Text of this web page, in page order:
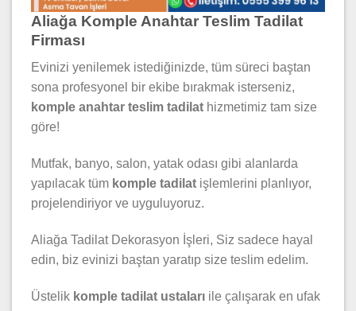
Aliağa Komple Anahtar Teslim Tadilat
Firması
Evinizi yenilemek istediğinizde, tüm süreci baştan
sona profesyonel bir ekibe bırakmak isterseniz,
komple anahtar teslim tadilat hizmetimiz tam size
göre!
Mutfak, banyo, salon, yatak odası gibi alanlarda
yapılacak tüm komple tadilat işlemlerini planlıyor,
projelendiriyor ve uyguluyoruz.
Aliağa Tadilat Dekorasyon İşleri, Siz sadece hayal
edin, biz evinizi baştan yaratıp size teslim edelim.
Üstelik komple tadilat ustaları ile çalışarak en ufak